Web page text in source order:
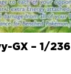
GX – 1/236